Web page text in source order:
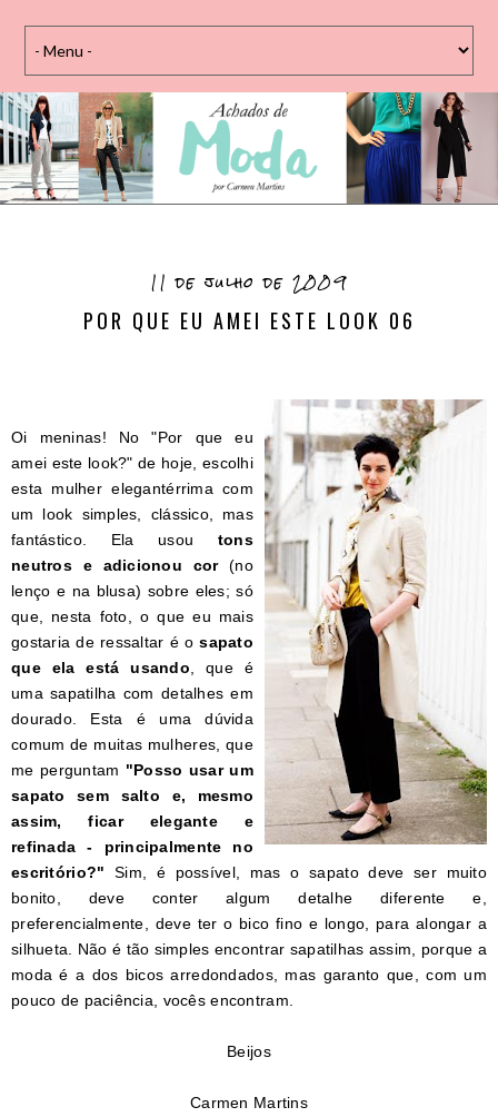
11 de julho de 2009
POR QUE EU AMEI ESTE LOOK 06
Oi meninas! No "Por que eu
amei este look?" de hoje, escolhi
esta mulher elegantérrima com
um look simples, clássico, mas
fantástico. Ela usou tons
neutros e adicionou cor(no
lenço e na blusa) sobre eles; só
que, nesta foto, o que eu mais
gostaria de ressaltar é osapato
que ela está usando , que é
uma sapatilha com detalhes em
dourado. Esta é uma dúvida
comum de muitas mulheres, que
me perguntam "Posso usar um
sapato sem salto e, mesmo
assim, ficar elegante e
refinada - principalmente no
escritório?" Sim, é possível, mas o sapato deve ser muito
bonito, deve conter algum detalhe diferente e,
preferencialmente, deve ter o bico fino e longo, para alongar a
silhueta. Não é tão simples encontrar sapatilhas assim, porque a
moda é a dos bicos arredondados, mas garanto que, com um
pouco de paciência, vocês encontram.
Beijos
Carmen Martins